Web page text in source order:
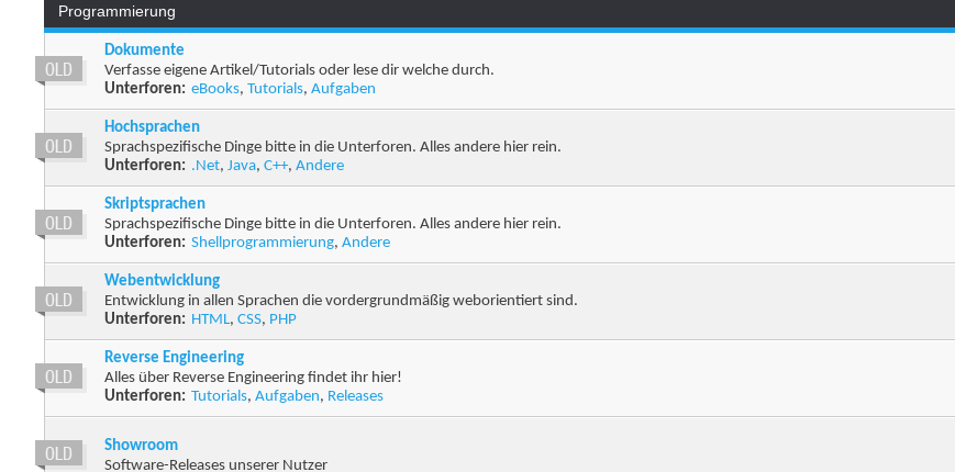
Programmierung
Dokumente
Verfasse eigene Artikel/Tutorials oder lese dir welche durch.
Unterforen: eBooks, Tutorials, Aufgaben
Hochsprachen
Sprachspezifische Dinge bitte in die Unterforen. Alles andere hier rein.
Unterforen: .Net, Java, C++, Andere
Skriptsprachen
Sprachspezifische Dinge bitte in die Unterforen. Alles andere hier rein.
Unterforen: Shellprogrammierung, Andere
Webentwicklung
Entwicklung in allen Sprachen die vordergrundmäßig weborientiert sind.
Unterforen: HTML, CSS, PHP
Reverse Engineering
Alles über Reverse Engineering findet ihr hier!
Unterforen: Tutorials, Aufgaben, Releases
Showroom
Software-Releases unserer Nutzer